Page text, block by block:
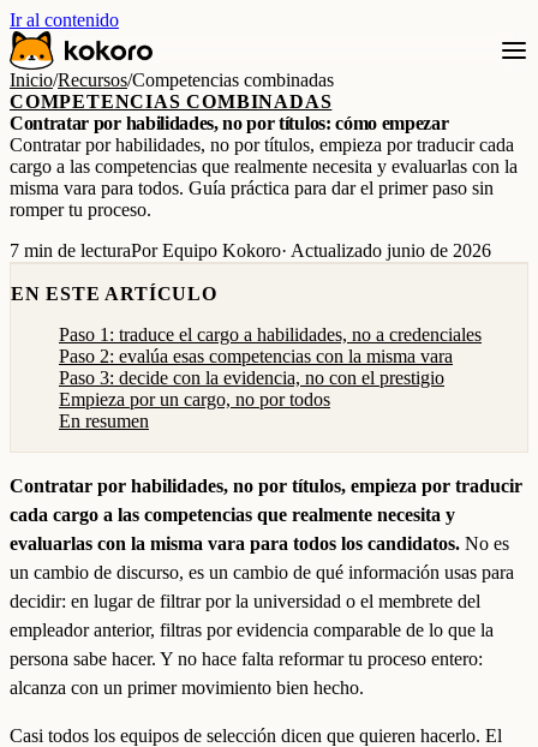
Ir al contenido
Inicio/Recursos/Competencias combinadas
COMPETENCIAS COMBINADAS
Contratar por habilidades, no por títulos: cómo empezar
Contratar por habilidades, no por títulos, empieza por traducir cada
cargo a las competencias que realmente necesita y evaluarlas con la
misma vara para todos. Guía práctica para dar el primer paso sin
romper tu proceso.
7 min de lecturaPor Equipo Kokoro· Actualizado junio de 2026
EN ESTE ARTÍCULO
Paso 1: traduce el cargo a habilidades, no a credenciales
Paso 2: evalúa esas competencias con la misma vara
Paso 3: decide con la evidencia, no con el prestigio
Empieza por un cargo, no por todos
En resumen
Contratar por habilidades, no por títulos, empieza por traducir
cada cargo a las competencias que realmente necesita y
evaluarlas con la misma vara para todos los candidatos. No es
un cambio de discurso, es un cambio de qué información usas para
decidir: en lugar de filtrar por la universidad o el membrete del
empleador anterior, filtras por evidencia comparable de lo que la
persona sabe hacer. Y no hace falta reformar tu proceso entero:
alcanza con un primer movimiento bien hecho.
Casi todos los equipos de selección dicen que quieren hacerlo. El